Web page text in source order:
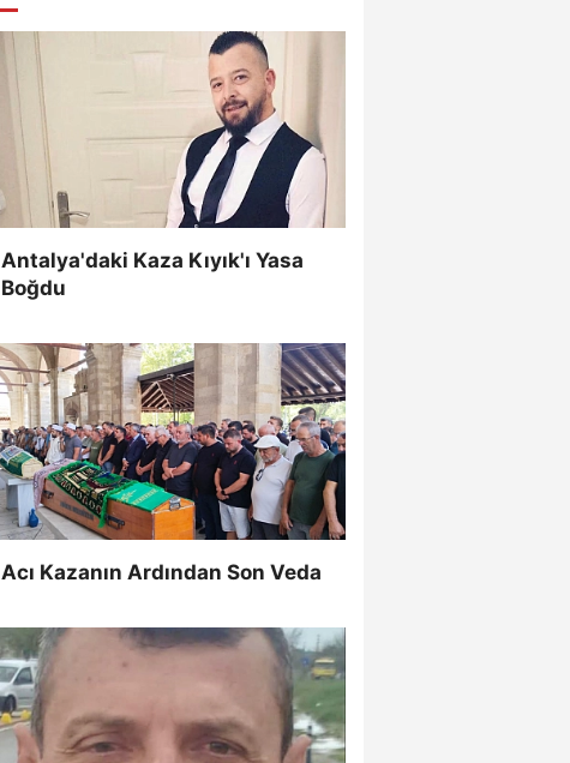
Antalya'daki Kaza Kıyık'ı Yasa
Boğdu
Acı Kazanın Ardından Son Veda